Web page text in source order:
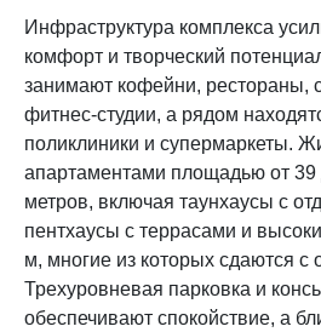
Инфраструктура комплекса
комфорт и творческий
занимают кофейни, рестораны,
фитнес-студии, а рядом
поликлиники и супермаркеты.
апартаментами площадью от 39
метров, включая таунхаусы с
пентхаусы с террасами и
м, многие из которых сдаются с
Трехуровневая парковка и
обеспечивают спокойствие, а